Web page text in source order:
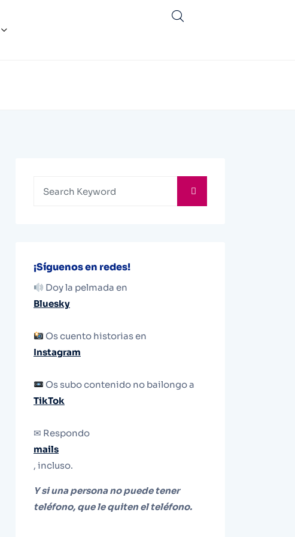
¡Síguenos en redes!
Doy la pelmada en
Bluesky
Os cuento historias en
Instagram
Os subo contenido no bailongo a
TikTok
✉ Respondo
mails
, incluso.
Y si una persona no puede tener
teléfono, que le quiten el teléfono.